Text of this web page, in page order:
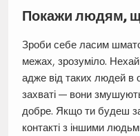
Покажи людям,
Зроби себе ласим
межах, зрозуміло.
адже від таких людей в
захваті — вони
добре. Якщо ти будеш
контакті з іншими